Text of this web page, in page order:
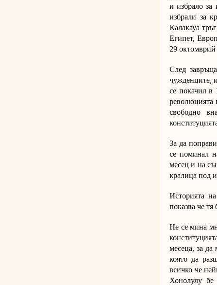
и избрало за
избрали за
Калакауа
Египет,
29
След
чужденците,
се покачил в
революцията
свободно
За да
се поминал
месец и на
кралица под
Историята
показва че
Не се мина
месеца, за да
която да
всичко че
Хонолулу